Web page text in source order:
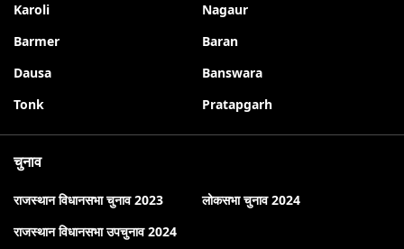
Karoli
Nagaur
Barmer
Baran
Dausa
Banswara
Tonk
Pratapgarh
चुनाव
राजस्थान विधानसभा चुनाव 2023
लोकसभा चुनाव 2024
राजस्थान विधानसभा उपचुनाव 2024